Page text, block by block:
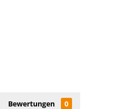
Bewertungen 0